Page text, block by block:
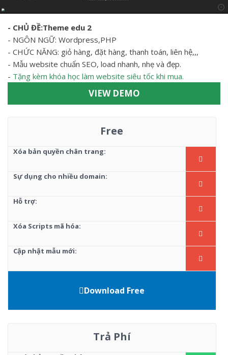
- CHỦ ĐỀ:Theme edu 2
- NGÔN NGỮ: Wordpress,PHP
- CHỨC NĂNG: giỏ hàng, đặt hàng, thanh toán, liên hệ,,,
- Mẫu website chuẩn SEO, load nhanh, nhẹ và đẹp.
- Tặng kèm khóa học làm website siêu tốc khi mua.
VIEW DEMO
Free
Xóa bản quyền chân trang:
Sự dụng cho nhiều domain:
Hỗ trợ:
Xóa Scripts mã hóa:
Cập nhật mẫu mới:
Download Free
Trả Phí